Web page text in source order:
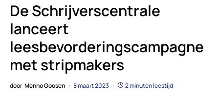
De Schrijverscentrale
lanceert
leesbevorderingscampagne
met stripmakers
door Menno Goosen 8 maart 2023 2 minuten leestijd